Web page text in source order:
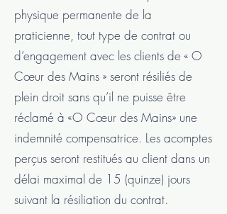
physique permanente de la
praticienne, tout type de contrat ou
d’engagement avec les clients de « O
Cœur des Mains » seront résiliés de
plein droit sans qu’il ne puisse être
réclamé à «O Cœur des Mains» une
indemnité compensatrice. Les acomptes
perçus seront restitués au client dans un
délai maximal de 15 (quinze) jours
suivant la résiliation du contrat.